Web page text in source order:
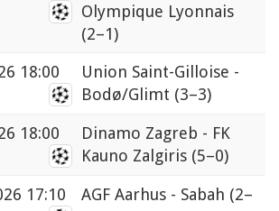
Olympique Lyonnais
(2–1)
18:00
Union Saint-Gilloise -
Bodø/Glimt (3–3)
18:00
Dinamo Zagreb - FK
Kauno Zalgiris (5–0)
17:10 AGF Aarhus - Sabah (2–